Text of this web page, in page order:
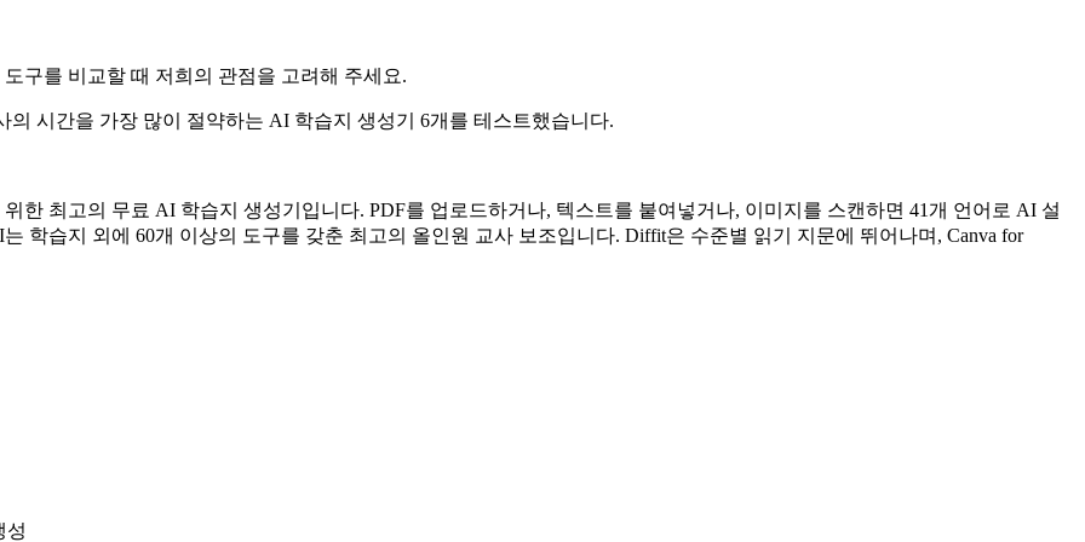
구를 비교할 때 저희의 관점을 고려해 주세요.
시간을 가장 많이 절약하는 AI 학습지 생성기 6개를 테스트했습니다.
한 최고의 무료 AI 학습지 생성기입니다. PDF를 업로드하거나, 텍스트를 붙여넣거나, 이미지를 스캔하면 41개 언어로 AI 설
학습지 외에 60개 이상의 도구를 갖춘 최고의 올인원 교사 보조입니다. Diffit은 수준별 읽기 지문에 뛰어나며, Canva for
성